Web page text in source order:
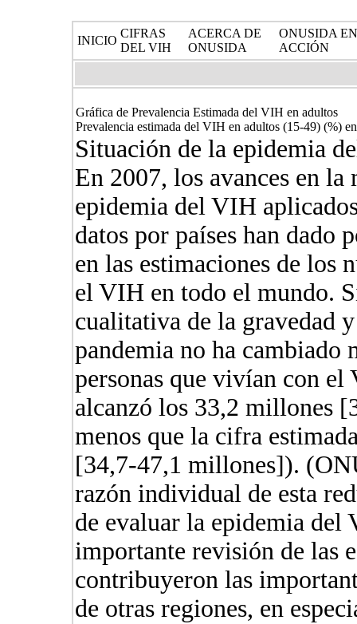
INICIO
CIFRAS
DEL VIH
ACERCA DE
ONUSIDA
ONUSIDA EN
ACCIÓN
Gráfica de Prevalencia Estimada del VIH en adultos
Prevalencia estimada del VIH en adultos (15-49) (%)
Situación de la epidemia
En 2007, los avances en
epidemia del VIH
datos por países han dado
en las estimaciones de los
el VIH en todo el mundo.
cualitativa de la gravedad
pandemia no ha cambiado
personas que vivían con
alcanzó los 33,2 millones
menos que la cifra
[34,7-47,1 millones]).
razón individual de esta
de evaluar la epidemia
importante revisión de las
contribuyeron las
de otras regiones, en